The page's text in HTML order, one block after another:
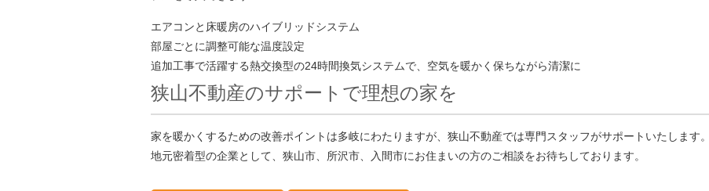
エアコンと床暖房のハイブリッドシステム
部屋ごとに調整可能な温度設定
追加工事で活躍する熱交換型の24時間換気システムで、空気を暖かく保ちながら清潔に
狭山不動産のサポートで理想の家を
家を暖かくするための改善ポイントは多岐にわたりますが、狭山不動産では専門スタッフがサポートいたします。
地元密着型の企業として、狭山市、所沢市、入間市にお住まいの方のご相談をお待ちしております。